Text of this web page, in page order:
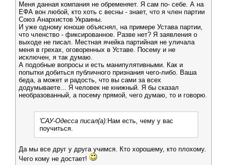
Меня данная компания не обременяет. Я сам по- себе. А на
ЕФА вон любой, кто хоть с весны - знает, что я член партии
Союз Анархистов Украины.
И уже одному юноше объяснял, на примере Устава партии,
что членство - фиксированное. Разве нет? Я заявления о
выходе не писал. Местная ячейка партийная не уличала
меня в грехах, оговоренных в Уставе. Посему и не
исключен, я так думаю.
А подобные вопросы и есть манипулятивными. Как и
попытки добиться публичного признания чего-либо. Ваша
беда, а может и радость, что вы сами за всех
додумываете... Я человек не книжный. Я бы сказал
необразованный, а посему прямой, чего думаю, то и говорю.
'САУ-Одесса писал(а): Нам есть, чему у вас
поучиться.
Да мы все друг у друга учимся. Кто хорошему, кто плохому.
Чего кому не достает!